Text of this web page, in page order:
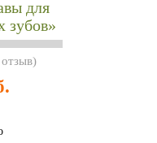
для
зубов»
)